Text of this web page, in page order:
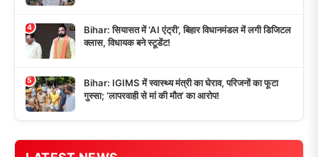
4
Bihar: सियासत में ‘AI एंट्री’, बिहार विधानमंडल में लगी डिजिटल
क्लास, विधायक बने स्टूडेंट!
5
Bihar: IGIMS में स्वास्थ्य मंत्री का घेराव, परिजनों का फूटा
गुस्सा; ‘लापरवाही से मां की मौत’ का आरोप!